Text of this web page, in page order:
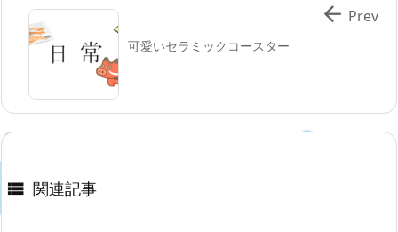
可愛いセラミックコースター
 Prev
 関連記事